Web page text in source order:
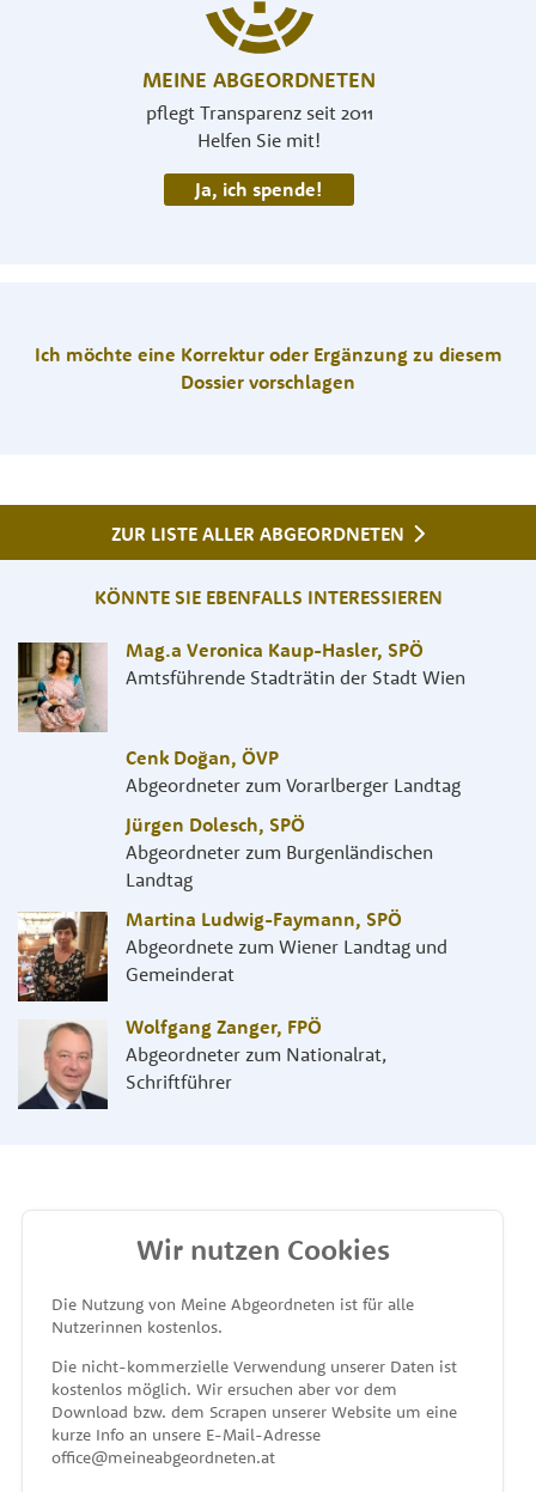
MEINE ABGEORDNETEN
pflegt Transparenz seit 2011
Helfen Sie mit!
Ja, ich spende!
Ich möchte eine Korrektur oder Ergänzung zu diesem
Dossier vorschlagen
ZUR LISTE ALLER ABGEORDNETEN
KÖNNTE SIE EBENFALLS INTERESSIEREN
Mag.a Veronica Kaup-Hasler, SPÖ
Amtsführende Stadträtin der Stadt Wien
Cenk Doğan, ÖVP
Abgeordneter zum Vorarlberger Landtag
Jürgen Dolesch, SPÖ
Abgeordneter zum Burgenländischen
Landtag
Martina Ludwig-Faymann, SPÖ
Abgeordnete zum Wiener Landtag und
Gemeinderat
Wolfgang Zanger, FPÖ
Abgeordneter zum Nationalrat,
Schriftführer
MEINE ABGEORDNETEN
unterstützt von
Wir nutzen Cookies
Die Nutzung von Meine Abgeordneten ist für alle
Nutzerinnen kostenlos.
Die nicht-kommerzielle Verwendung unserer Daten ist
kostenlos möglich. Wir ersuchen aber vor dem
Download bzw. dem Scrapen unserer Website um eine
kurze Info an unsere E-Mail-Adresse
office@meineabgeordneten.at